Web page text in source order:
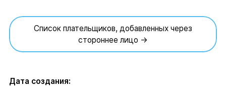
Список плательщиков, добавленных через
стороннее лицо →
Дата создания: